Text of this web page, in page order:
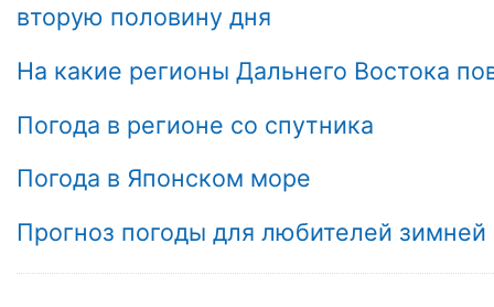
вторую половину дня
На какие регионы Дальнего Востока
Погода в регионе со спутника
Погода в Японском море
Прогноз погоды для любителей